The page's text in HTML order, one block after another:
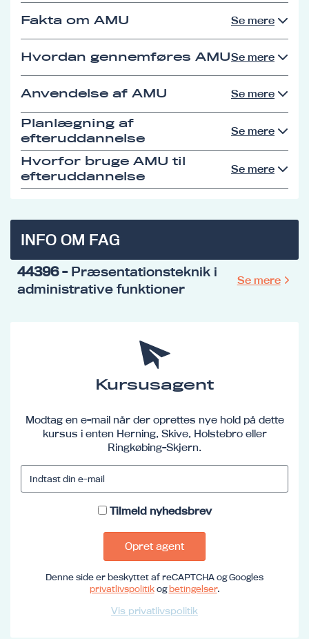
Fakta om AMU Se mere
Hvordan gennemføres AMUSe mere
Anvendelse af AMU Se mere
Planlægning af
efteruddannelse
Se mere
Hvorfor bruge AMU til
efteruddannelse
Se mere
INFO OM FAG
44396- Præsentationsteknik i
administrative funktioner
Se mere
Kursusagent
Modtag en e-mail når der oprettes nye hold på dette
kursus i enten Herning, Skive, Holstebro eller
Ringkøbing-Skjern.
Tilmeld nyhedsbrev
Opret agent
Denne side er beskyttet af reCAPTCHA og Googles
privatlivspolitikogbetingelser.
Vis privatlivspolitik